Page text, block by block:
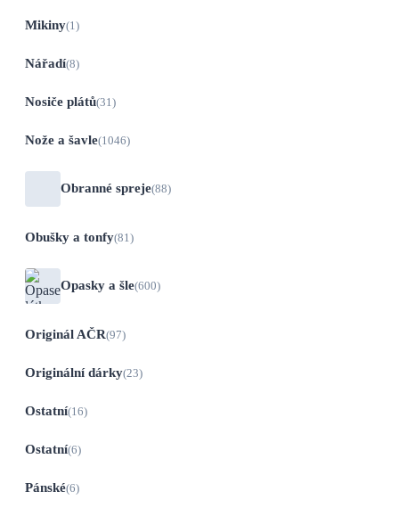
Mikiny(1)
Nářadí(8)
Nosiče plátů(31)
Nože a šavle(1046)
Obranné spreje(88)
Obušky a tonfy(81)
Opasky a šle(600)
Originál AČR(97)
Originální dárky(23)
Ostatní(16)
Ostatní(6)
Pánské(6)